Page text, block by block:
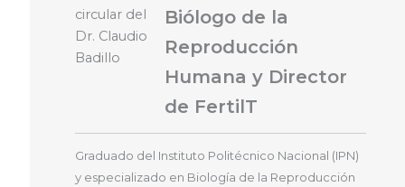
Biólogo de la
Reproducción
Humana y Director
de FertilT
Graduado del Instituto Politécnico Nacional (IPN)
y especializado en Biología de la Reproducción